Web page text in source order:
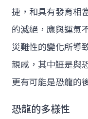
捷，和具有發育相
的滅絕，應與運氣
災難性的變化所導
親戚，其中鱷是與
更有可能是恐龍的
恐龍的多樣性